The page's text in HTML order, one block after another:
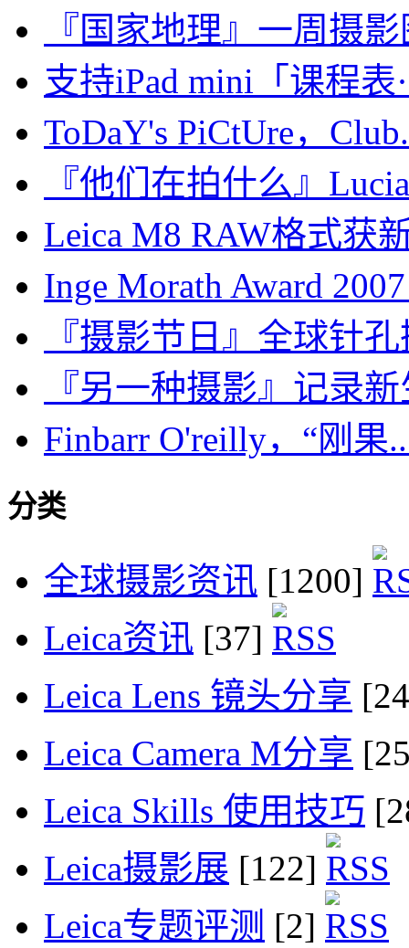
『国家地理』一周摄
支持iPad mini「课程表
ToDaY's PiCtUre，
『他们在拍什么』
Leica M8 RAW格式获
Inge Morath Award
『摄影节日』全球针
『另一种摄影』记录
Finbarr O'reilly，“刚果
分类
全球摄影资讯 [1200]
Leica资讯 [37]
Leica Lens 镜头分享
Leica Camera M分享
Leica Skills 使用技巧
Leica摄影展 [122]
Leica专题评测 [2]